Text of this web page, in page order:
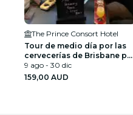
The Prince Consort Hotel
Tour de medio día por las
cervecerías de Brisbane por
la tarde
9 ago - 30 dic
159,00 AUD